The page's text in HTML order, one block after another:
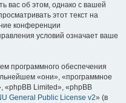
вас об этом, однако с вашей
этот текст на
конференции
условий означает ваше
программного обеспечения
«они», «программное
«phpBB Limited», «phpBB
General Public License v2» (в